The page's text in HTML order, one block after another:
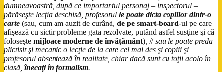
dumneavoastră, după ce importantul personaj – inspectorul –
părăseşte lecţia deschisă, profesorul le poate dicta copiilor dintr-o
carte (sau, cum am auzit de curând, de pe smart-board-ul pe care
afişează cu sictir probleme gata rezolvate, putând astfel susţine şi că
foloseşte mijloace moderne de învăţământ) , # sau le poate preda
plictisit şi mecanic o lecţie de la care cel mai des şi copiii şi
profesorul absentează în realitate, chiar dacă sunt cu toţii acolo în
clasă, înecaţi în formalism.